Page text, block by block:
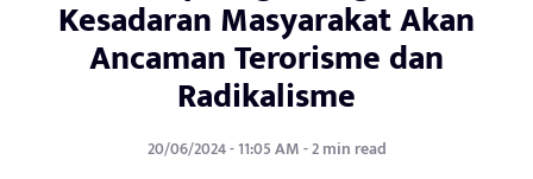
Kesadaran Masyarakat Akan
Ancaman Terorisme dan
Radikalisme
20/06/2024 - 11:05 AM - 2 min read